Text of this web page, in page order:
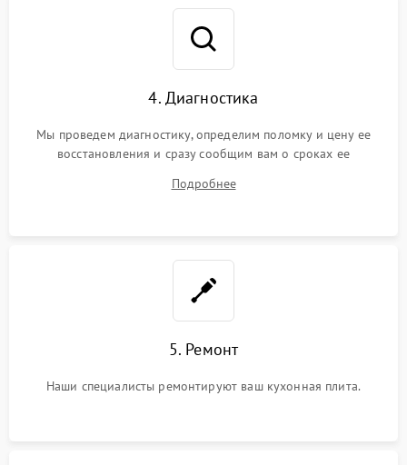
4. Диагностика
Мы проведем диагностику, определим поломку и цену ее
восстановления и сразу сообщим вам о сроках ее
Подробнее
5. Ремонт
Наши специалисты ремонтируют ваш кухонная плита.